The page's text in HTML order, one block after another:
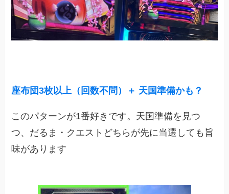
座布団3枚以上（回数不問）＋ 天国準備かも？
このパターンが1番好きです。天国準備を見つ
つ、だるま・クエストどちらが先に当選しても旨
味があります